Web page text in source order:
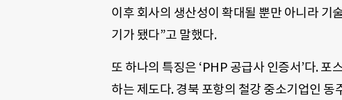
이후 회사의 생산성이 확대될 뿐만 아니라 기
기가 됐다”고 말했다.
또 하나의 특징은 ‘PHP 공급사 인증서’다.
하는 제도다. 경북 포항의 철강 중소기업인